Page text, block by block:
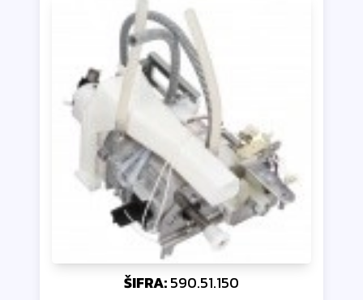
ŠIFRA:590.51.150